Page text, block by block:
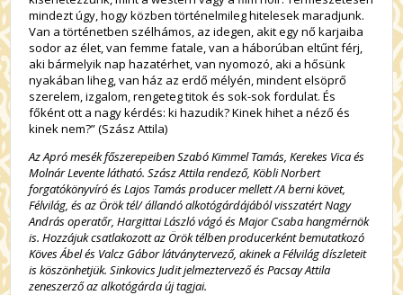
mindezt úgy, hogy közben történelmileg hitelesek maradjunk.
Van a történetben szélhámos, az idegen, akit egy nő karjaiba
sodor az élet, van femme fatale, van a háborúban eltűnt férj,
aki bármelyik nap hazatérhet, van nyomozó, aki a hősünk
nyakában liheg, van ház az erdő mélyén, mindent elsöprő
szerelem, izgalom, rengeteg titok és sok-sok fordulat. És
főként ott a nagy kérdés: ki hazudik? Kinek hihet a néző és
kinek nem?” (Szász Attila)
Az Apró mesék főszerepeiben Szabó Kimmel Tamás, Kerekes Vica és
Molnár Levente látható. Szász Attila rendező, Köbli Norbert
forgatókönyvíró és Lajos Tamás producer mellett /A berni követ,
Félvilág, és az Örök tél/ állandó alkotógárdájából visszatért Nagy
András operatőr, Hargittai László vágó és Major Csaba hangmérnök
is. Hozzájuk csatlakozott az Örök télben producerként bemutatkozó
Köves Ábel és Valcz Gábor látványtervező, akinek a Félvilág díszleteit
is köszönhetjük. Sinkovics Judit jelmeztervező és Pacsay Attila
zeneszerző az alkotógárda új tagjai.